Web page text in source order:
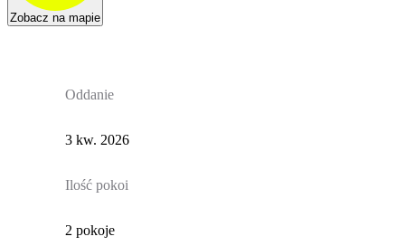
Zobacz na mapie
Oddanie
3 kw. 2026
Ilość pokoi
2 pokoje